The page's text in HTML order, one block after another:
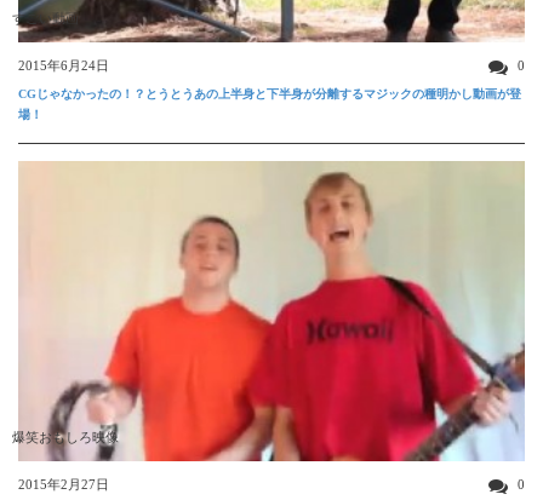
すごい動画
2015年6月24日 0
CGじゃなかったの！？とうとうあの上半身と下半身が分離するマジックの種明かし動画が登
場！
爆笑おもしろ映像
2015年2月27日 0